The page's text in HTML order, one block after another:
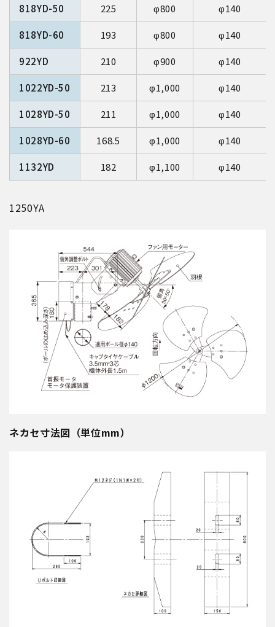
818YD-50 225 φ800 φ140
818YD-60 193 φ800 φ140
922YD 210 φ900 φ140
1022YD-50 213 φ1,000 φ140
1028YD-50 211 φ1,000 φ140
1028YD-60 168.5 φ1,000 φ140
1132YD 182 φ1,100 φ140
1250YA
ネカセ寸法図（単位mm）